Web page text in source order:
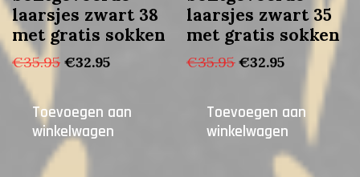
laarsjes zwart 38
met gratis sokken
€35.95 Oorspronkelijke
€35.95.
€32.95Huidige
€32.95.
Toevoegen aan
winkelwagen
laarsjes zwart 35
met gratis sokken
€35.95 Oorspronkelijke
€35.95.
€32.95Huidige
€32.95.
Toevoegen aan
winkelwagen